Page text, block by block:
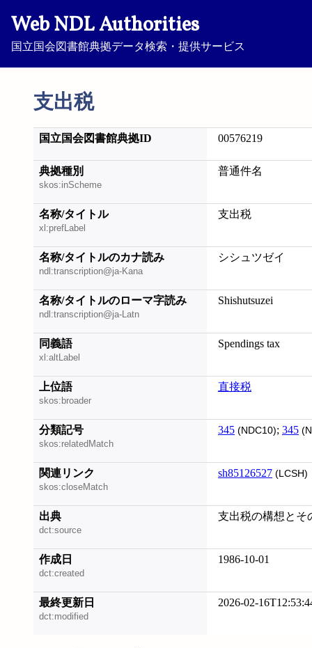
Web NDL Authorities
国立国会図書館典拠データ検索・提供サービス
支出税
国立国会図書館典拠ID 00576219
典拠種別
skos:inScheme
普通件名
名称/タイトル
xl:prefLabel
支出税
名称/タイトルのカナ読み
ndl:transcription@ja-Kana
シシュツゼイ
名称/タイトルのローマ字読み
ndl:transcription@ja-Latn
Shishutsuzei
同義語
xl:altLabel
Spendings tax
上位語
skos:broader
直接税
分類記号
skos:relatedMatch
345 (NDC10); 345
関連リンク
skos:closeMatch
sh85126527 (LCSH)
出典
dct:source
支出税の構想とそ
作成日
dct:created
1986-10-01
最終更新日
dct:modified
2026-02-